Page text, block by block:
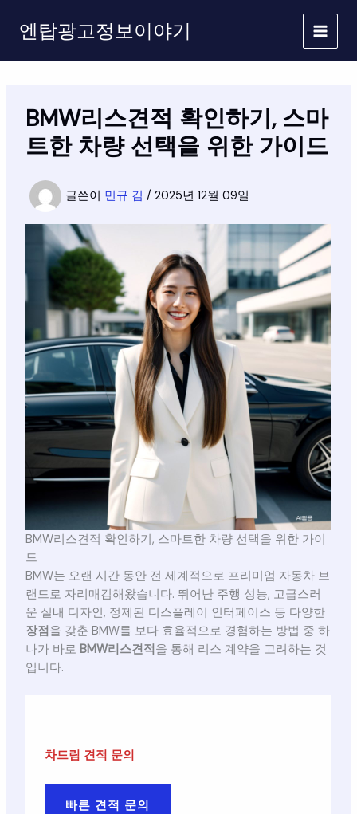
로
엔탑광고정보이야기
BMW리스견적 확인하기, 스마
트한 차량 선택을 위한 가이드
글쓴이 민규 김 / 2025년 12월 09일
BMW리스견적 확인하기, 스마트한 차량 선택을 위한 가이
드
BMW는 오랜 시간 동안 전 세계적으로 프리미엄 자동차 브
랜드로 자리매김해왔습니다. 뛰어난 주행 성능, 고급스러
운 실내 디자인, 정제된 디스플레이 인터페이스 등 다양한
장점 을 갖춘 BMW를 보다 효율적으로 경험하는 방법 중 하
나가 바로 BMW리스견적 을 통해 리스 계약을 고려하는 것
입니다.
차드림 견적 문의
빠른 견적 문의